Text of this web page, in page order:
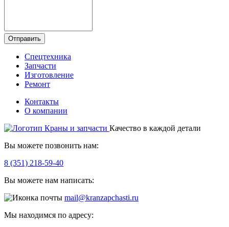
Отправить
Спецтехника
Запчасти
Изготовление
Ремонт
Контакты
О компании
Качество в каждой детали
Вы можете позвонить нам:
8 (351) 218-59-40
Вы можете нам написать:
mail@kranzapchasti.ru
Мы находимся по адресу: